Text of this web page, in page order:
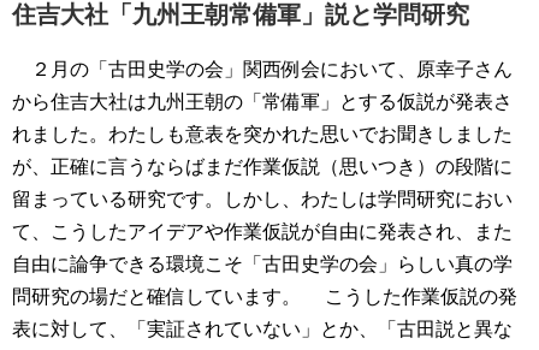
住吉大社「九州王朝常備軍」説と学問研究
２月の「古田史学の会」関西例会において、原幸子さん
から住吉大社は九州王朝の「常備軍」とする仮説が発表さ
れました。わたしも意表を突かれた思いでお聞きしました
が、正確に言うならばまだ作業仮説（思いつき）の段階に
留まっている研究です。しかし、わたしは学問研究におい
て、こうしたアイデアや作業仮説が自由に発表され、また
自由に論争できる環境こそ「古田史学の会」らしい真の学
問研究の場だと確信しています。
こうした作業仮説の発
表に対して、「実証されていない」とか、「古田説と異な